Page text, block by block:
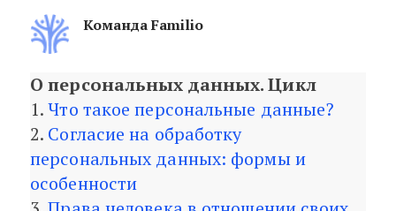
Команда Familio
Права человека в отношении
О персональных данных. Цикл
1.Что такое персональные данные?
2. Согласие на обработку
персональных данных: формы и
особенности